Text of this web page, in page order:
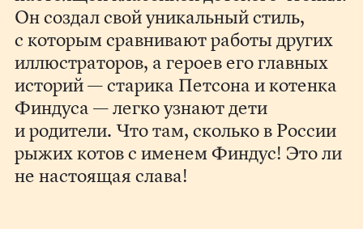
Он создал свой уникальный стиль,
с которым сравнивают работы других
иллюстраторов, а героев его главных
историй — старика Петсона и котенка
Финдуса — легко узнают дети
и родители. Что там, сколько в России
рыжих котов с именем Финдус! Это ли
не настоящая слава!